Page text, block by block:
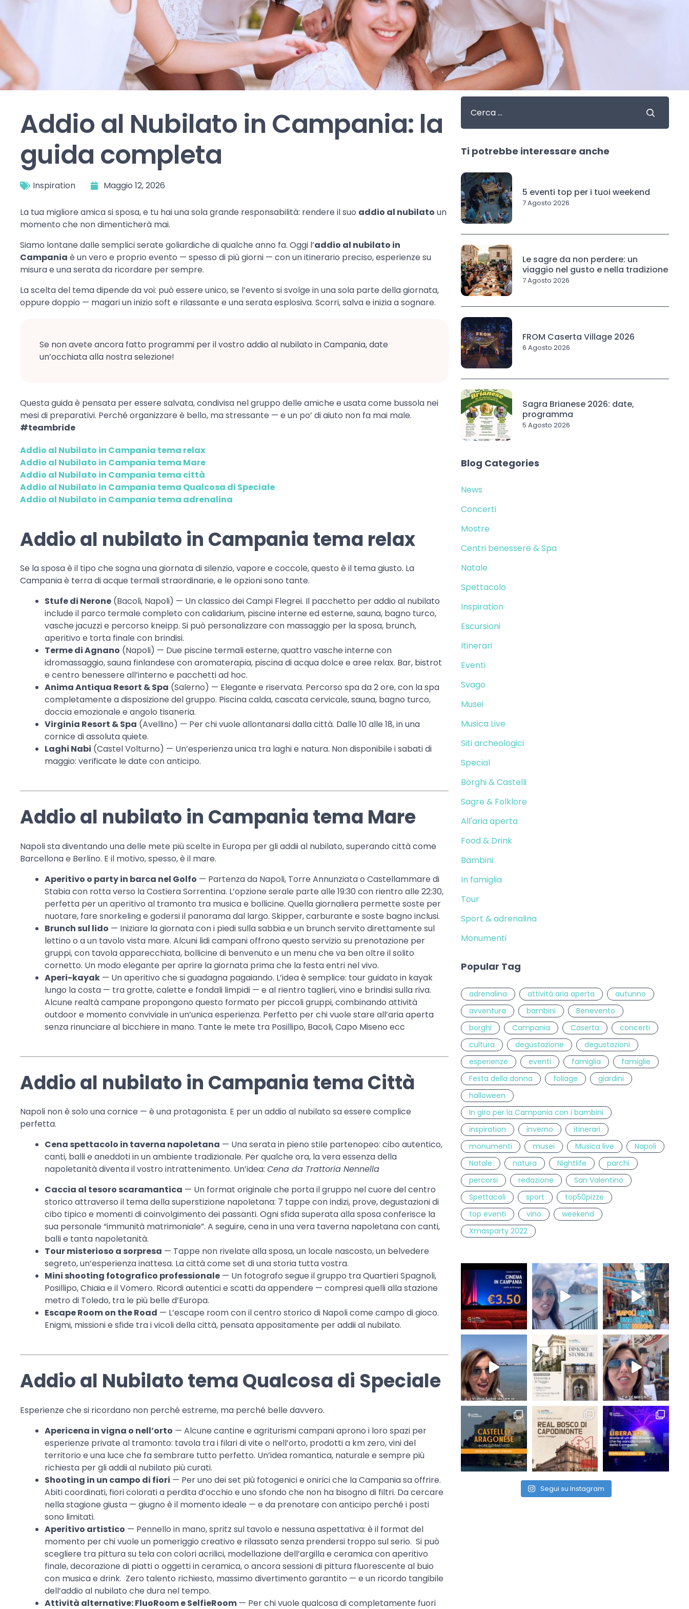
Addio al Nubilato in Campania: la
guida completa
Inspiration Maggio 12, 2026
La tua migliore amica si sposa, e tu hai una sola grande responsabilità: rendere il suo addio al nubilato un
momento che non dimenticherà mai.
Siamo lontane dalle semplici serate goliardiche di qualche anno fa. Oggi l’addio al nubilato in
Campania è un vero e proprio evento — spesso di più giorni — con un itinerario preciso, esperienze su
misura e una serata da ricordare per sempre.
La scelta del tema dipende da voi: può essere unico, se l’evento si svolge in una sola parte della giornata,
oppure doppio — magari un inizio soft e rilassante e una serata esplosiva. Scorri, salva e inizia a sognare.
Se non avete ancora fatto programmi per il vostro addio al nubilato in Campania, date
un’occhiata alla nostra selezione!
Questa guida è pensata per essere salvata, condivisa nel gruppo delle amiche e usata come bussola nei
mesi di preparativi. Perché organizzare è bello, ma stressante — e un po’ di aiuto non fa mai male.
#teambride
Addio al Nubilato in Campania tema relax
Addio al Nubilato in Campania tema Mare
Addio al Nubilato in Campania tema città
Addio al Nubilato in Campania tema Qualcosa di Speciale
Addio al Nubilato in Campania tema adrenalina
Addio al nubilato in Campania tema relax
Se la sposa è il tipo che sogna una giornata di silenzio, vapore e coccole, questo è il tema giusto. La
Campania è terra di acque termali straordinarie, e le opzioni sono tante.
Stufe di Nerone (Bacoli, Napoli) — Un classico dei Campi Flegrei. Il pacchetto per addio al nubilato
include il parco termale completo con calidarium, piscine interne ed esterne, sauna, bagno turco,
vasche jacuzzi e percorso kneipp. Si può personalizzare con massaggio per la sposa, brunch,
aperitivo e torta finale con brindisi.
Terme di Agnano (Napoli) — Due piscine termali esterne, quattro vasche interne con
idromassaggio, sauna finlandese con aromaterapia, piscina di acqua dolce e aree relax. Bar, bistrot
e centro benessere all’interno e pacchetti ad hoc.
Anima Antiqua Resort & Spa (Salerno) — Elegante e riservata. Percorso spa da 2 ore, con la spa
completamente a disposizione del gruppo. Piscina calda, cascata cervicale, sauna, bagno turco,
doccia emozionale e angolo tisaneria.
Virginia Resort & Spa (Avellino) — Per chi vuole allontanarsi dalla città. Dalle 10 alle 18, in una
cornice di assoluta quiete.
Laghi Nabi (Castel Volturno) — Un’esperienza unica tra laghi e natura. Non disponibile i sabati di
maggio: verificate le date con anticipo.
Addio al nubilato in Campania tema Mare
Napoli sta diventando una delle mete più scelte in Europa per gli addii al nubilato, superando città come
Barcellona e Berlino. E il motivo, spesso, è il mare.
Aperitivo o party in barca nel Golfo — Partenza da Napoli, Torre Annunziata o Castellammare di
Stabia con rotta verso la Costiera Sorrentina. L’opzione serale parte alle 19:30 con rientro alle 22:30,
perfetta per un aperitivo al tramonto tra musica e bollicine. Quella giornaliera permette soste per
nuotare, fare snorkeling e godersi il panorama dal largo. Skipper, carburante e soste bagno inclusi.
Brunch sul lido — Iniziare la giornata con i piedi sulla sabbia e un brunch servito direttamente sul
lettino o a un tavolo vista mare. Alcuni lidi campani offrono questo servizio su prenotazione per
gruppi, con tavola apparecchiata, bollicine di benvenuto e un menu che va ben oltre il solito
cornetto. Un modo elegante per aprire la giornata prima che la festa entri nel vivo.
Aperi-kayak — Un aperitivo che si guadagna pagaiando. L’idea è semplice: tour guidato in kayak
lungo la costa — tra grotte, calette e fondali limpidi — e al rientro taglieri, vino e brindisi sulla riva.
Alcune realtà campane propongono questo formato per piccoli gruppi, combinando attività
outdoor e momento conviviale in un’unica esperienza. Perfetto per chi vuole stare all’aria aperta
senza rinunciare al bicchiere in mano. Tante le mete tra Posillipo, Bacoli, Capo Miseno ecc
Addio al nubilato in Campania tema Città
Napoli non è solo una cornice — è una protagonista. E per un addio al nubilato sa essere complice
perfetta.
Cena spettacolo in taverna napoletana — Una serata in pieno stile partenopeo: cibo autentico,
canti, balli e aneddoti in un ambiente tradizionale. Per qualche ora, la vera essenza della
napoletanità diventa il vostro intrattenimento. Un’idea: Cena da Trattoria Nennella
Caccia al tesoro scaramantica — Un format originale che porta il gruppo nel cuore del centro
storico attraverso il tema della superstizione napoletana: 7 tappe con indizi, prove, degustazioni di
cibo tipico e momenti di coinvolgimento dei passanti. Ogni sfida superata alla sposa conferisce la
sua personale “immunità matrimoniale”. A seguire, cena in una vera taverna napoletana con canti,
balli e tanta napoletanità.
Tour misterioso a sorpresa — Tappe non rivelate alla sposa, un locale nascosto, un belvedere
segreto, un’esperienza inattesa. La città come set di una storia tutta vostra.
Mini shooting fotografico professionale — Un fotografo segue il gruppo tra Quartieri Spagnoli,
Posillipo, Chiaia e il Vomero. Ricordi autentici e scatti da appendere — compresi quelli alla stazione
metro di Toledo, tra le più belle d’Europa.
Escape Room on the Road — L’escape room con il centro storico di Napoli come campo di gioco.
Enigmi, missioni e sfide tra i vicoli della città, pensata appositamente per addii al nubilato.
Addio al Nubilato tema Qualcosa di Speciale
Esperienze che si ricordano non perché estreme, ma perché belle davvero.
Apericena in vigna o nell’orto — Alcune cantine e agriturismi campani aprono i loro spazi per
esperienze private al tramonto: tavola tra i filari di vite o nell’orto, prodotti a km zero, vini del
territorio e una luce che fa sembrare tutto perfetto. Un’idea romantica, naturale e sempre più
richiesta per gli addii al nubilato più curati.
Shooting in un campo di fiori — Per uno dei set più fotogenici e onirici che la Campania sa offrire.
Abiti coordinati, fiori colorati a perdita d’occhio e uno sfondo che non ha bisogno di filtri. Da cercare
nella stagione giusta — giugno è il momento ideale — e da prenotare con anticipo perché i posti
sono limitati.
Aperitivo artistico — Pennello in mano, spritz sul tavolo e nessuna aspettativa: è il format del
momento per chi vuole un pomeriggio creativo e rilassato senza prendersi troppo sul serio. Si può
scegliere tra pittura su tela con colori acrilici, modellazione dell’argilla e ceramica con aperitivo
finale, decorazione di piatti o oggetti in ceramica, o ancora sessioni di pittura fluorescente al buio
con musica e drink. Zero talento richiesto, massimo divertimento garantito — e un ricordo tangibile
dell’addio al nubilato che dura nel tempo.
Attività alternative: FluoRoom e SelfieRoom — Per chi vuole qualcosa di completamente fuori
Ti potrebbe interessare anche
5 eventi top per i tuoi weekend
7 Agosto 2026
Le sagre da non perdere: un
viaggio nel gusto e nella tradizione
7 Agosto 2026
FROM Caserta Village 2026
6 Agosto 2026
Sagra Brianese 2026: date,
programma
5 Agosto 2026
Blog Categories
News
Concerti
Mostre
Centri benessere & Spa
Natale
Spettacolo
Inspiration
Escursioni
Itinerari
Eventi
Svago
Musei
Musica Live
Siti archeologici
Special
Borghi & Castelli
Sagre & Folklore
All'aria aperta
Food & Drink
Bambini
In famiglia
Tour
Sport & adrenalina
Monumenti
Popular Tag
adrenalina attività aria aperta
autunno
avventura
bambini
Benevento
borghi
Campania Caserta
concerti
cultura
degustazione
degustazioni
esperienze
eventi famiglia
famiglie
Festa della donna
foliage
giardini
halloween
In giro per la Campania con i bambini
inspiration
inverno
itinerari
monumenti
musei Musica live
Napoli
Natale
natura Nightlife
parchi
percorsi
redazione
San Valentino
Spettacoli
sport
top50pizze
top eventi
vino
weekend
Xmasparty 2022
Segui su Instagram